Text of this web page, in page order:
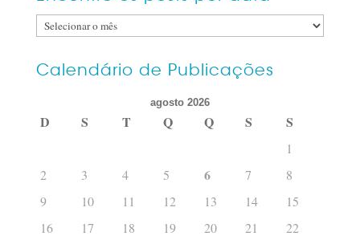
Encontre
posts
Calendário de Publicações
agosto 2026
D S T Q Q S S
1
2
3 4 5 6 7
8
9
10 11 12 13 14
15
16
17 18 19 20 21 22